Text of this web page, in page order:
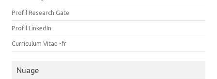
Profil Research Gate
Profil LinkedIn
Curriculum Vitae -fr
Nuage